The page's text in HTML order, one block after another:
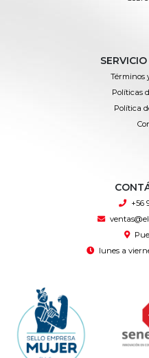
Términos
Políticas
Política
+56
lunes a